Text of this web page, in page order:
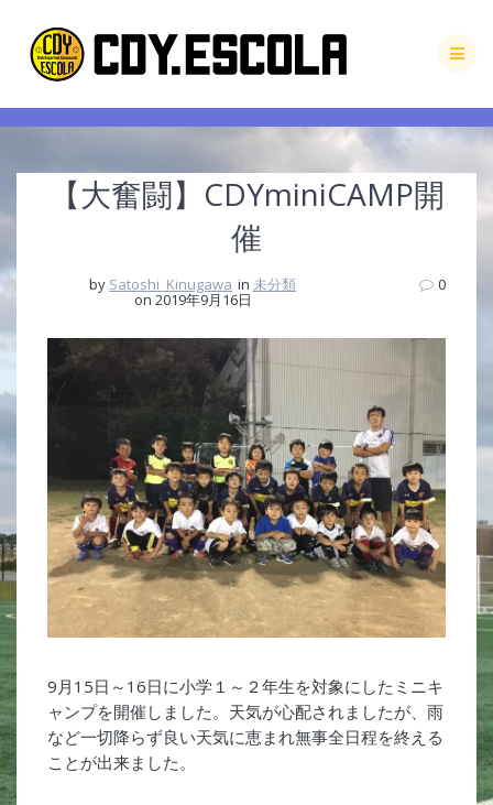
to
content
【大奮闘】CDYminiCAMP開
催
by Satoshi_Kinugawa in 未分類
on 2019年9月16日
0
9月15日～16日に小学１～２年生を対象にしたミニキ
ャンプを開催しました。天気が心配されましたが、雨
など一切降らず良い天気に恵まれ無事全日程を終える
ことが出来ました。